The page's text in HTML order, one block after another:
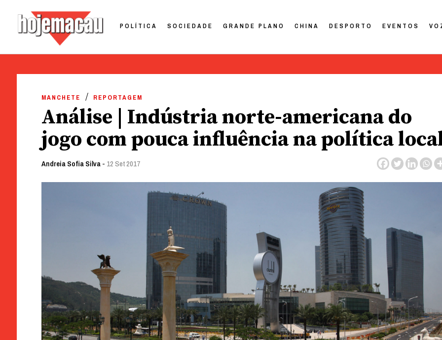
POLÍTICA SOCIEDADE GRANDE PLANO CHINA DESPORTO EVENTOS
MANCHETE REPORTAGEM
Análise | Indústria norte-americana do
jogo com pouca influência na política
Andreia Sofia Silva- 12 Set 2017